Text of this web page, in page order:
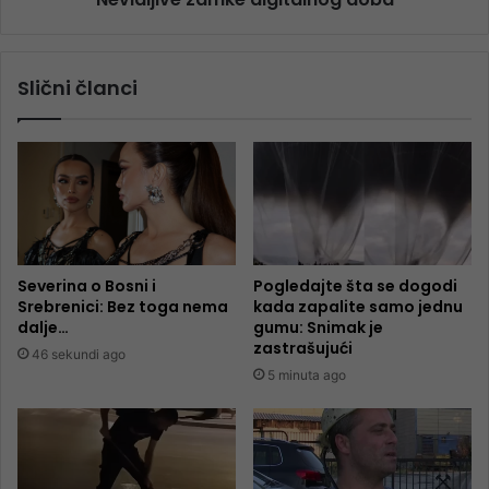
Slični članci
Severina o Bosni i
Srebrenici: Bez toga nema
dalje…
46 sekundi ago
Pogledajte šta se dogodi
kada zapalite samo jednu
gumu: Snimak je
zastrašujući
5 minuta ago